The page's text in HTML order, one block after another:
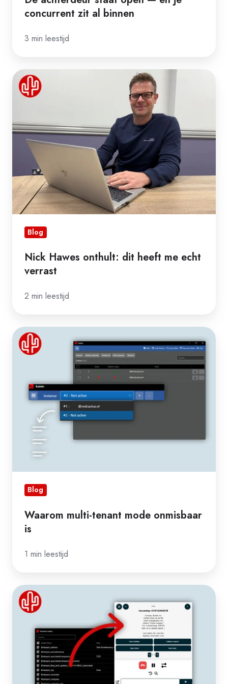
concurrent zit al binnen
3 min leestijd
Nick
Hawes
dit
heeft
verrast
Blog
Nick Hawes onthult: dit heeft me echt
verrast
2 min leestijd
Waarom
multi-
onmisbaar
Blog
Waarom multi-tenant mode onmisbaar
is
1 min leestijd
Gebruik
de
Parameter
Lookup